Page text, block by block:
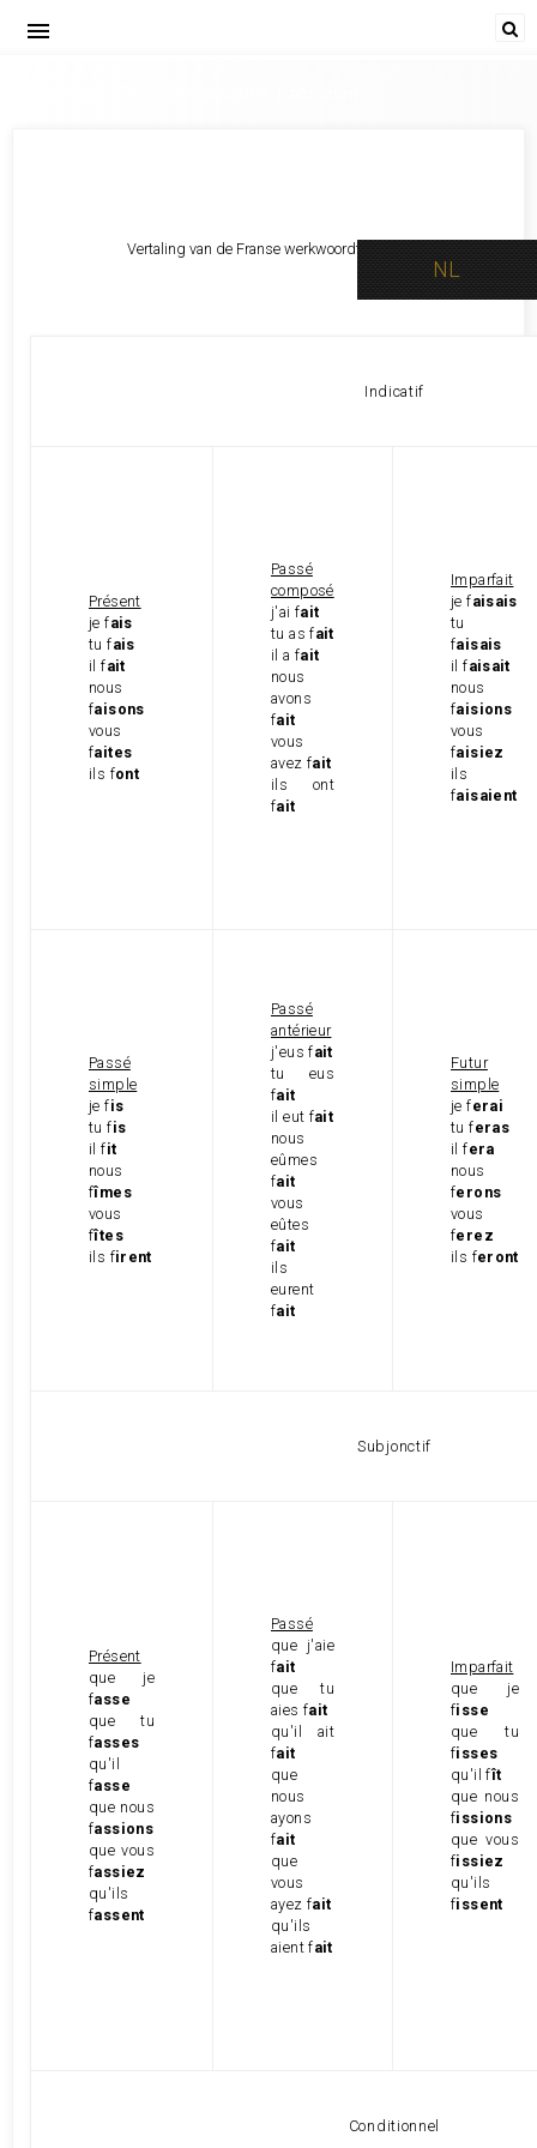
menu
Vertaling van de Franse werkwoordtijden ⇒
NL
Indicatif
Présent
je fais
tu fais
il fait
nous
faisons
vous
faites
ils font
Passé
composé
j'ai fait
tu as fait
il a fait
nous
avons
fait
vous
avez fait
ils ont
fait
Imparfait
je faisais
tu
faisais
il faisait
nous
faisions
vous
faisiez
ils
faisaient
Passé
simple
je fis
tu fis
il fit
nous
fîmes
vous
fîtes
ils firent
Passé
antérieur
j'eus fait
tu eus
fait
il eut fait
nous
eûmes
fait
vous
eûtes
fait
ils
eurent
fait
Futur
simple
je ferai
tu feras
il fera
nous
ferons
vous
ferez
ils feront
Subjonctif
Présent
que je
fasse
que tu
fasses
qu'il
fasse
que nous
fassions
que vous
fassiez
qu'ils
fassent
Passé
que j'aie
fait
que tu
aies fait
qu'il ait
fait
que
nous
ayons
fait
que
vous
ayez fait
qu'ils
aient fait
Imparfait
que je
fisse
que tu
fisses
qu'il fît
que nous
fissions
que vous
fissiez
qu'ils
fissent
Conditionnel